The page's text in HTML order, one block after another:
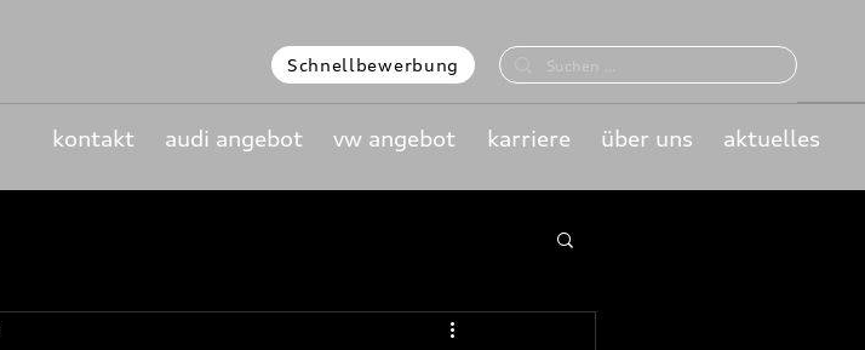
Schnellbewerbung
kontakt audi angebot vw angebot karriere über uns aktuelles